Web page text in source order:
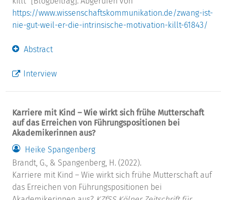
https://www.wissenschaftskommunikation.de/zwang-ist-
nie-gut-weil-er-die-intrinsische-motivation-killt-61843/
Abstract
Interview
Karriere mit Kind – Wie wirkt sich frühe Mutterschaft
auf das Erreichen von Führungspositionen bei
Akademikerinnen aus?
Heike Spangenberg
Brandt, G., & Spangenberg, H. (2022).
Karriere mit Kind – Wie wirkt sich frühe Mutterschaft auf
das Erreichen von Führungspositionen bei